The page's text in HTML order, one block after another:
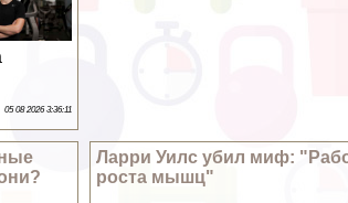
05 08 2026 3:36:11
Ларри Уилс убил миф:
роста мышц"